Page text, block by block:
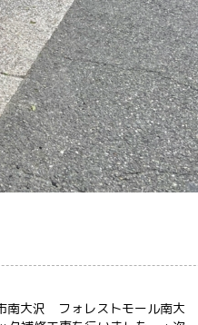
南大沢 フォレストモール南大